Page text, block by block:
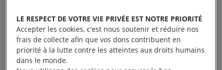
LE RESPECT DE VOTRE VIE PRIVÉE EST NOTRE PRIORITÉ
Accepter les cookies, c'est nous soutenir et réduire nos
frais de collecte afin que vos dons contribuent en
priorité à la lutte contre les atteintes aux droits humains
dans le monde.